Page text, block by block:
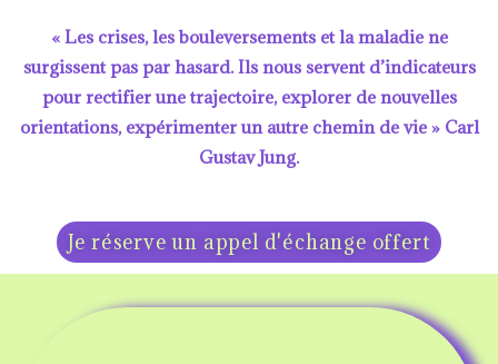
« Les crises, les bouleversements et la maladie ne
surgissent pas par hasard. Ils nous servent d’indicateurs
pour rectifier une trajectoire, explorer de nouvelles
orientations, expérimenter un autre chemin de vie » Carl
Gustav Jung.
Je réserve un appel d'échange offert